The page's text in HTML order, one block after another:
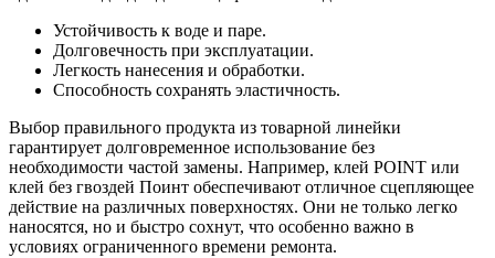
Устойчивость к воде и паре.
Долговечность при эксплуатации.
Легкость нанесения и обработки.
Способность сохранять эластичность.
Выбор правильного продукта из товарной линейки
гарантирует долговременное использование без
необходимости частой замены. Например, клей POINT или
клей без гвоздей Поинт обеспечивают отличное сцепляющее
действие на различных поверхностях. Они не только легко
наносятся, но и быстро сохнут, что особенно важно в
условиях ограниченного времени ремонта.